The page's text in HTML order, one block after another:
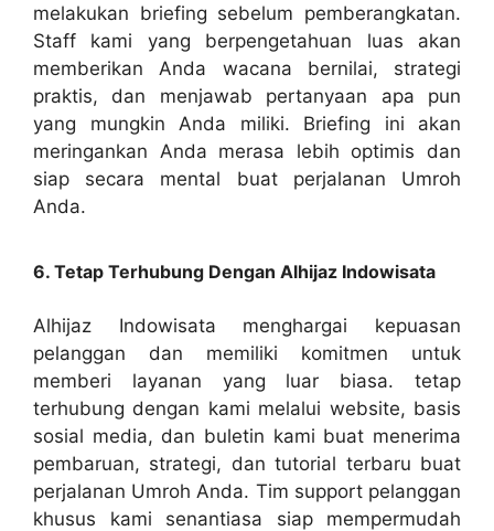
melakukan briefing sebelum pemberangkatan.
Staff kami yang berpengetahuan luas akan
memberikan Anda wacana bernilai, strategi
praktis, dan menjawab pertanyaan apa pun
yang mungkin Anda miliki. Briefing ini akan
meringankan Anda merasa lebih optimis dan
siap secara mental buat perjalanan Umroh
Anda.
6. Tetap Terhubung Dengan Alhijaz Indowisata
Alhijaz Indowisata menghargai kepuasan
pelanggan dan memiliki komitmen untuk
memberi layanan yang luar biasa. tetap
terhubung dengan kami melalui website, basis
sosial media, dan buletin kami buat menerima
pembaruan, strategi, dan tutorial terbaru buat
perjalanan Umroh Anda. Tim support pelanggan
khusus kami senantiasa siap mempermudah